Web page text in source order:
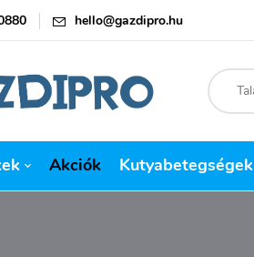
hello@gazdipro.hu
Akciók Kutyabetegségek